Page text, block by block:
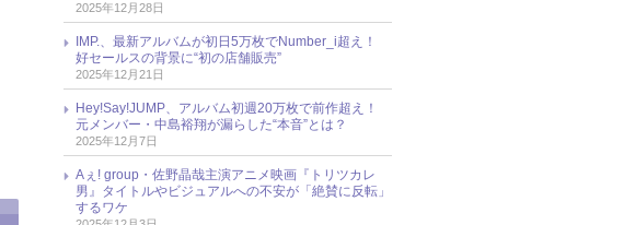
2025年12月28日
IMP.、最新アルバムが初日5万枚でNumber_i超え！
好セールスの背景に“初の店舗販売”
2025年12月21日
Hey!Say!JUMP、アルバム初週20万枚で前作超え！
元メンバー・中島裕翔が漏らした“本音”とは？
2025年12月7日
Aぇ! group・佐野晶哉主演アニメ映画『トリツカレ
男』タイトルやビジュアルへの不安が「絶賛に反転」
するワケ